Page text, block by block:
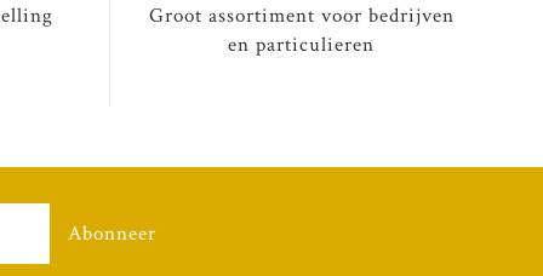
Groot assortiment voor bedrijven
en particulieren
Abonneer